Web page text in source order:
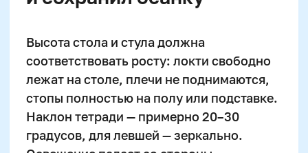
нагрузку, не закрепляя неправильные